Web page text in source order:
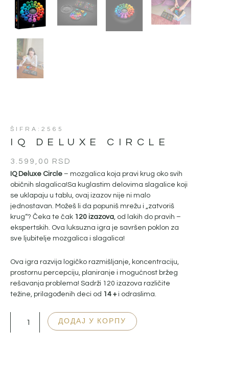
ŠIFRA:2565
IQ DELUXE CIRCLE
3.599,00 RSD
IQ Deluxe Circle – mozgalica koja pravi krug oko svih
običnih slagalica!Sa kuglastim delovima slagalice koji
se uklapaju u tablu, ovaj izazov nije ni malo
jednostavan. Možeš li da popuniš mrežu i „zatvoriš
krug“? Čeka te čak 120 izazova, od lakih do pravih –
ekspertskih. Ova luksuzna igra je savršen poklon za
sve ljubitelje mozgalica i slagalica!
Ova igra razvija logičko razmišljanje, koncentraciju,
prostornu percepciju, planiranje i mogućnost bržeg
rešavanja problema! Sadrži 120 izazova različite
težine, prilagođenih deci od 14 +i odraslima.
Deluxe
ДОДАЈ У КОРПУ